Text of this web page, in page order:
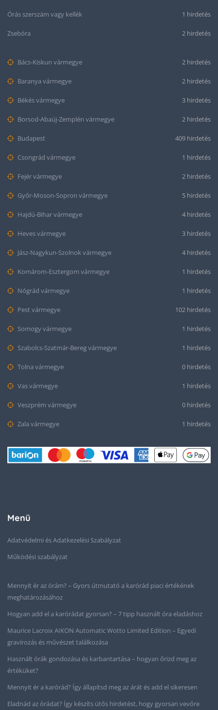
Órás szerszám vagy kellék 1 hirdetés
Zsebóra 2 hirdetés
Bács-Kiskun vármegye 2 hirdetés
Baranya vármegye 2 hirdetés
Békés vármegye 3 hirdetés
Borsod-Abaúj-Zemplén vármegye 2 hirdetés
Budapest 409 hirdetés
Csongrád vármegye 1 hirdetés
Fejér vármegye 2 hirdetés
Győr-Moson-Sopron vármegye 5 hirdetés
Hajdú-Bihar vármegye 4 hirdetés
Heves vármegye 3 hirdetés
Jász-Nagykun-Szolnok vármegye 4 hirdetés
Komárom-Esztergom vármegye 1 hirdetés
Nógrád vármegye 1 hirdetés
Pest vármegye 102 hirdetés
Somogy vármegye 1 hirdetés
Szabolcs-Szatmár-Bereg vármegye 1 hirdetés
Tolna vármegye 0 hirdetés
Vas vármegye 1 hirdetés
Veszprém vármegye 0 hirdetés
Zala vármegye 1 hirdetés
Menü
Adatvédelmi és Adatkezelési Szabályzat
Működési szabályzat
Mennyit ér az órám? – Gyors útmutató a karórád piaci értékének
meghatározásához
Hogyan add el a karórádat gyorsan? – 7 tipp használt óra eladáshoz
Maurice Lacroix AIKON Automatic Wotto Limited Edition – Egyedi
gravírozás és művészet találkozása
Használt órák gondozása és karbantartása – hogyan őrizd meg az
értéküket?
Mennyit ér a karórád? Így állapítsd meg az árát és add el sikeresen
Eladnád az órádat? Így készíts ütős hirdetést, hogy gyorsan vevőre